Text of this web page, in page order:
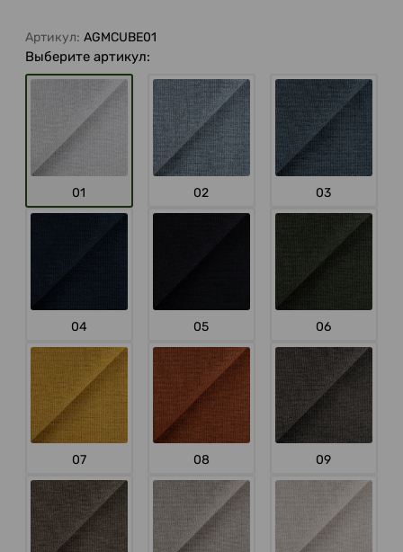
Артикул: AGMCUBE01
Выберите артикул:
01 02 03
04 05 06
07 08 09